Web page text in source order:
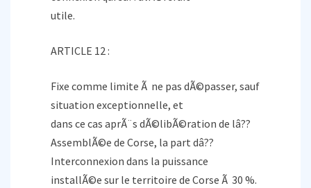
utile.
ARTICLE 12 :
Fixe comme limite Ã ne pas dÃ©passer, sauf
situation exceptionnelle, et
dans ce cas aprÃ¨s dÃ©libÃ©ration de lâ??
AssemblÃ©e de Corse, la part dâ??
Interconnexion dans la puissance
installÃ©e sur le territoire de Corse Ã 30 %.